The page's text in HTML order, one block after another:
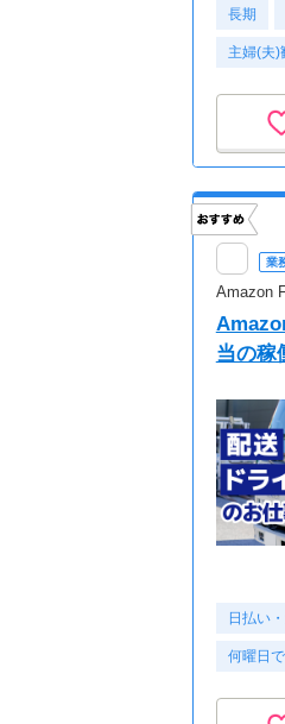
長期
主婦(夫)
業
Amazon
当の稼
日払い
何曜日